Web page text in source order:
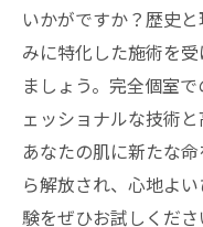
いかがですか？歴史
みに特化した施術を
ましょう。完全個室
ェッショナルな技術
あなたの肌に新たな
ら解放され、心地よ
験をぜひお試しくださ